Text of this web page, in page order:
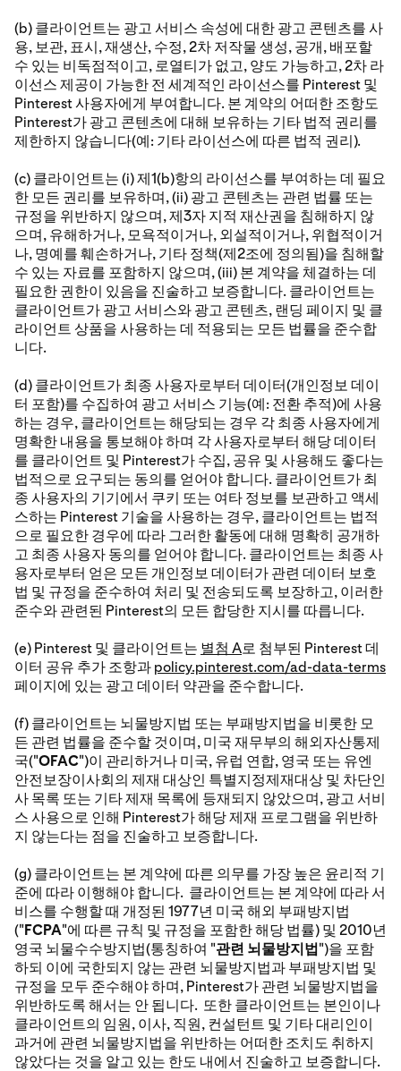
(b) 클라이언트는 광고 서비스 속성에 대한 광고 콘텐츠를 사
용, 보관, 표시, 재생산, 수정, 2차 저작물 생성, 공개, 배포할
수 있는 비독점적이고, 로열티가 없고, 양도 가능하고, 2차 라
이선스 제공이 가능한 전 세계적인 라이선스를 Pinterest 및
Pinterest 사용자에게 부여합니다. 본 계약의 어떠한 조항도
Pinterest가 광고 콘텐츠에 대해 보유하는 기타 법적 권리를
제한하지 않습니다(예: 기타 라이선스에 따른 법적 권리).
(c) 클라이언트는 (i) 제1(b)항의 라이선스를 부여하는 데 필요
한 모든 권리를 보유하며, (ii) 광고 콘텐츠는 관련 법률 또는
규정을 위반하지 않으며, 제3자 지적 재산권을 침해하지 않
으며, 유해하거나, 모욕적이거나, 외설적이거나, 위협적이거
나, 명예를 훼손하거나, 기타 정책(제2조에 정의됨)을 침해할
수 있는 자료를 포함하지 않으며, (iii) 본 계약을 체결하는 데
필요한 권한이 있음을 진술하고 보증합니다. 클라이언트는
클라이언트가 광고 서비스와 광고 콘텐츠, 랜딩 페이지 및 클
라이언트 상품을 사용하는 데 적용되는 모든 법률을 준수합
니다.
(d) 클라이언트가 최종 사용자로부터 데이터(개인정보 데이
터 포함)를 수집하여 광고 서비스 기능(예: 전환 추적)에 사용
하는 경우, 클라이언트는 해당되는 경우 각 최종 사용자에게
명확한 내용을 통보해야 하며 각 사용자로부터 해당 데이터
를 클라이언트 및 Pinterest가 수집, 공유 및 사용해도 좋다는
법적으로 요구되는 동의를 얻어야 합니다. 클라이언트가 최
종 사용자의 기기에서 쿠키 또는 여타 정보를 보관하고 액세
스하는 Pinterest 기술을 사용하는 경우, 클라이언트는 법적
으로 필요한 경우에 따라 그러한 활동에 대해 명확히 공개하
고 최종 사용자 동의를 얻어야 합니다. 클라이언트는 최종 사
용자로부터 얻은 모든 개인정보 데이터가 관련 데이터 보호
법 및 규정을 준수하여 처리 및 전송되도록 보장하고, 이러한
준수와 관련된 Pinterest의 모든 합당한 지시를 따릅니다.
(e) Pinterest 및 클라이언트는 별첨 A로 첨부된 Pinterest 데
이터 공유 추가 조항과 policy.pinterest.com/ad-data-terms
페이지에 있는 광고 데이터 약관을 준수합니다.
(f) 클라이언트는 뇌물방지법 또는 부패방지법을 비롯한 모
든 관련 법률을 준수할 것이며, 미국 재무부의 해외자산통제
국("OFAC")이 관리하거나 미국, 유럽 연합, 영국 또는 유엔
안전보장이사회의 제재 대상인 특별지정제재대상 및 차단인
사 목록 또는 기타 제재 목록에 등재되지 않았으며, 광고 서비
스 사용으로 인해 Pinterest가 해당 제재 프로그램을 위반하
지 않는다는 점을 진술하고 보증합니다.
(g) 클라이언트는 본 계약에 따른 의무를 가장 높은 윤리적 기
준에 따라 이행해야 합니다. 클라이언트는 본 계약에 따라 서
비스를 수행할 때 개정된 1977년 미국 해외 부패방지법
("FCPA"에 따른 규칙 및 규정을 포함한 해당 법률) 및 2010년
영국 뇌물수수방지법(통칭하여 "관련 뇌물방지법")을 포함
하되 이에 국한되지 않는 관련 뇌물방지법과 부패방지법 및
규정을 모두 준수해야 하며, Pinterest가 관련 뇌물방지법을
위반하도록 해서는 안 됩니다. 또한 클라이언트는 본인이나
클라이언트의 임원, 이사, 직원, 컨설턴트 및 기타 대리인이
과거에 관련 뇌물방지법을 위반하는 어떠한 조치도 취하지
않았다는 것을 알고 있는 한도 내에서 진술하고 보증합니다.